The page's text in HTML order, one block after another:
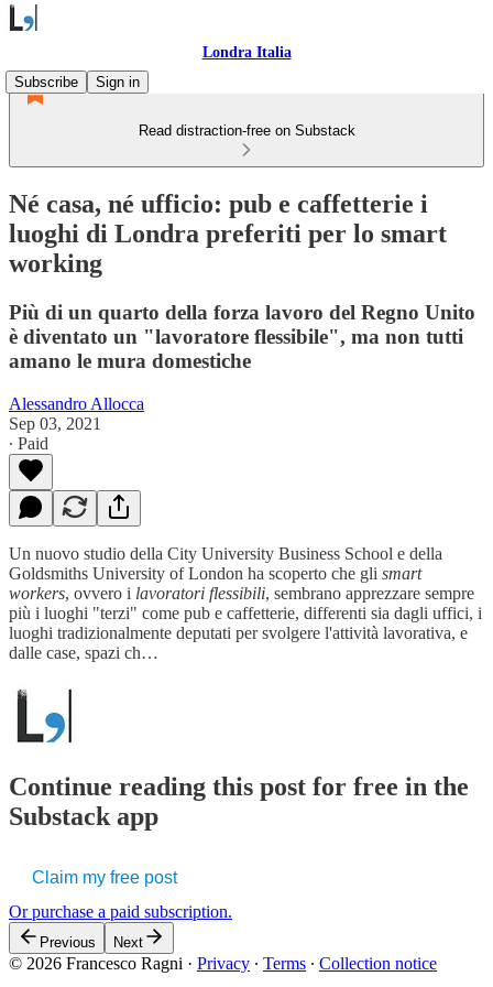
Londra Italia
Subscribe
Sign in
Read distraction-free on Substack
Né casa, né ufficio: pub e caffetterie i
luoghi di Londra preferiti per lo smart
working
Più di un quarto della forza lavoro del Regno Unito
è diventato un "lavoratore flessibile", ma non tutti
amano le mura domestiche
Alessandro Allocca
Sep 03, 2021
∙ Paid
Un nuovo studio della City University Business School e della
Goldsmiths University of London ha scoperto che gli smart
workers, ovvero i lavoratori flessibili, sembrano apprezzare sempre
più i luoghi "terzi" come pub e caffetterie, differenti sia dagli uffici, i
luoghi tradizionalmente deputati per svolgere l'attività lavorativa, e
dalle case, spazi ch…
Continue reading this post for free in the
Substack app
Claim my free post
Or purchase a paid subscription.
Previous Next
© 2026 Francesco Ragni · Privacy ∙ Terms ∙ Collection notice